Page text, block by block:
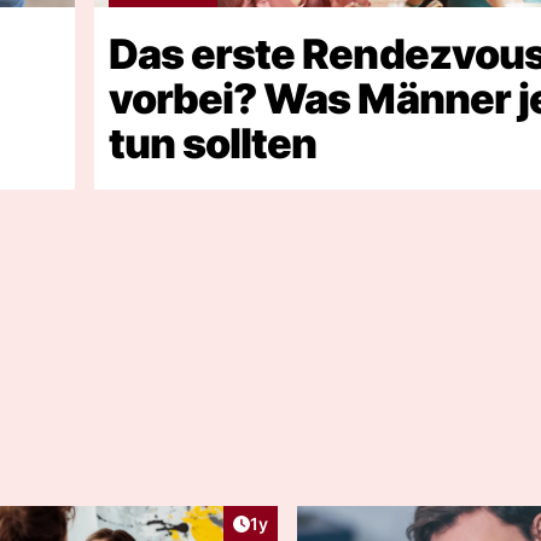
Das erste
vorbei? Was Männer
tun sollten
Artikel veröffentlicht:
1y